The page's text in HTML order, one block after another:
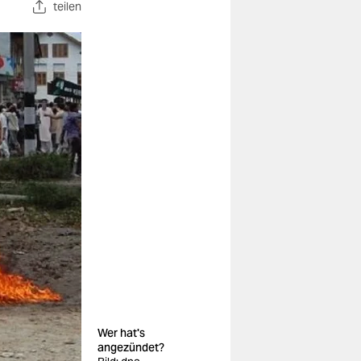
teilen
Wer hat's
angezündet?